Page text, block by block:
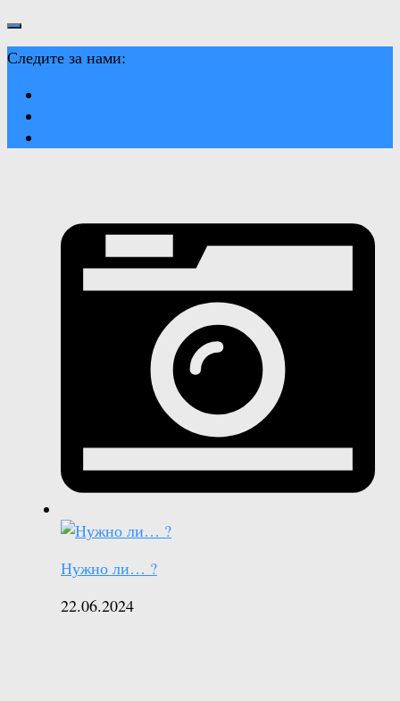
Следите за нами:
Нужно ли… ?
22.06.2024